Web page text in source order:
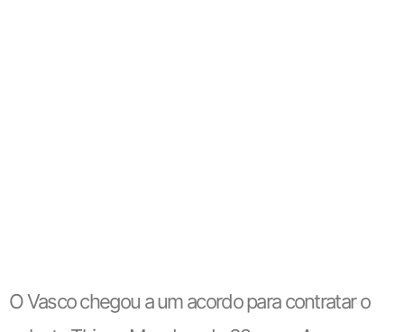
O Vasco chegou a um acordo para contratar o